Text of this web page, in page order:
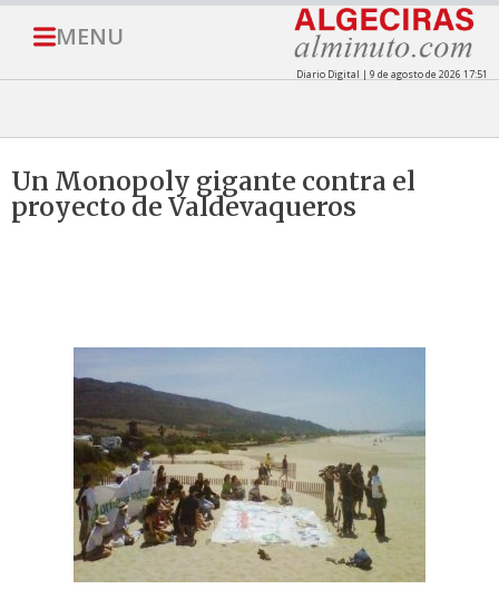
MENU
Diario Digital | 9 de agosto de 2026 17:51
Un Monopoly gigante contra el
proyecto de Valdevaqueros